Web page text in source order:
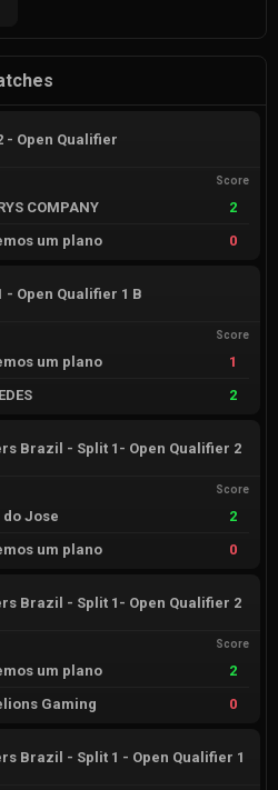
- Open Qualifier
Score
COMPANY
2
um plano
0
- Open Qualifier 1 B
Score
um plano
1
2
Brazil - Split 1- Open Qualifier 2
Score
Jose
2
um plano
0
Brazil - Split 1- Open Qualifier 2
Score
um plano
2
Gaming
0
Brazil - Split 1 - Open Qualifier 1